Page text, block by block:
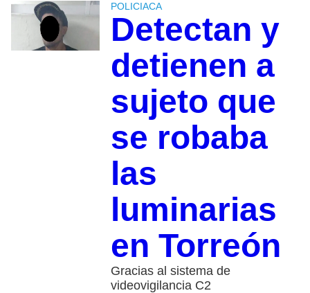
POLICIACA
Detectan y
detienen a
sujeto que
se robaba
las
luminarias
en Torreón
Gracias al sistema de
videovigilancia C2